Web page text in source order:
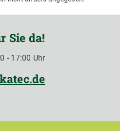
Sie da!
- 17:00 Uhr